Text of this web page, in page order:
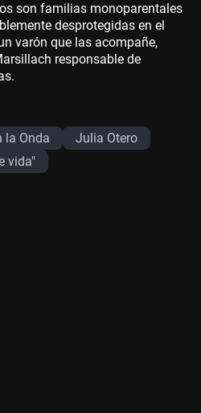
son familias monoparentales
desprotegidas en el
varón que las acompañe,
responsable de
la Onda
Julia Otero
vida"